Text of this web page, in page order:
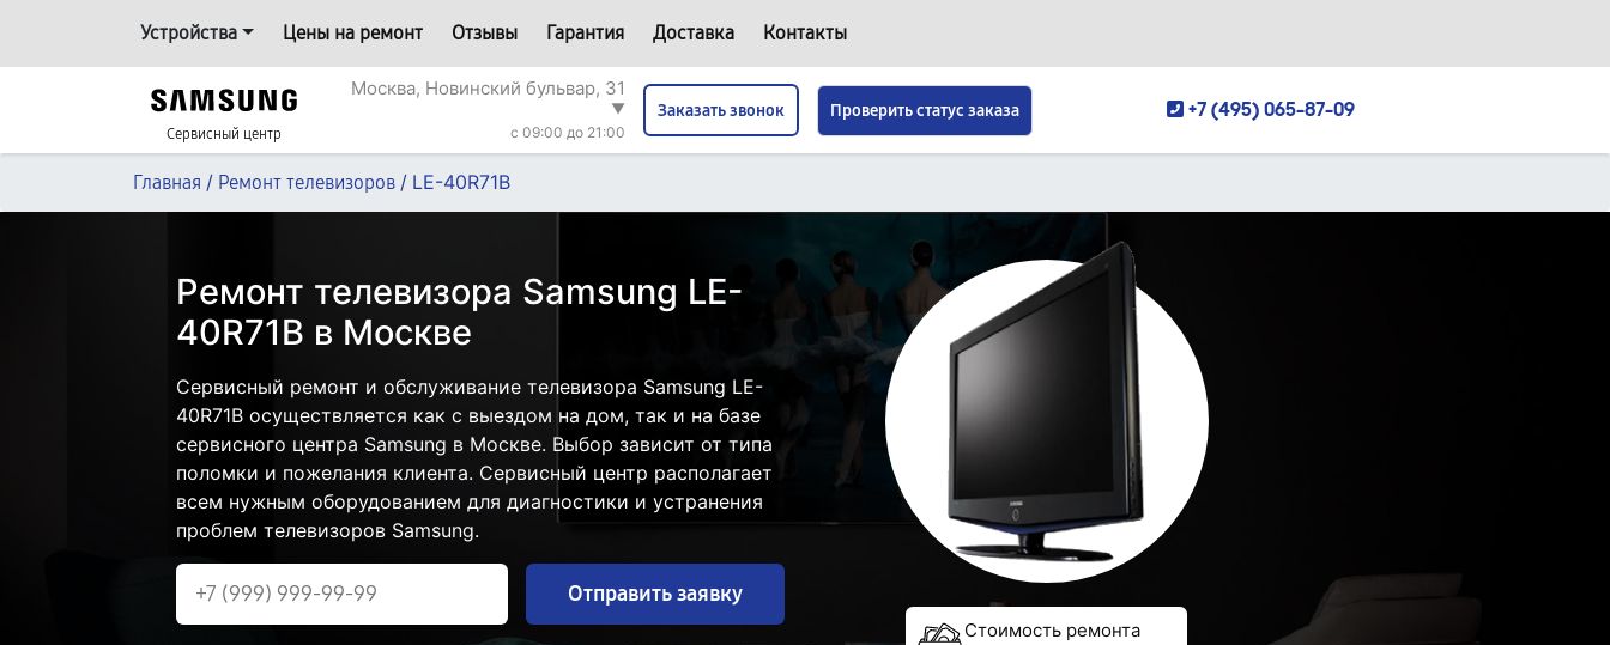
Устройства Цены на ремонт Отзывы Гарантия Доставка Контакты
Сервисный центр
Москва, Новинский бульвар, 31
▼
c 09:00 до 21:00
Заказать звонок Проверить статус заказа +7 (495) 065-87-09
Главная / Ремонт телевизоров / LE-40R71B
Ремонт телевизора Samsung LE-
40R71B в Москве
Сервисный ремонт и обслуживание телевизора Samsung LE-
40R71B осуществляется как с выездом на дом, так и на базе
сервисного центра Samsung в Москве. Выбор зависит от типа
поломки и пожелания клиента. Сервисный центр располагает
всем нужным оборудованием для диагностики и устранения
проблем телевизоров Samsung.
Отправить заявку
Стоимость ремонта